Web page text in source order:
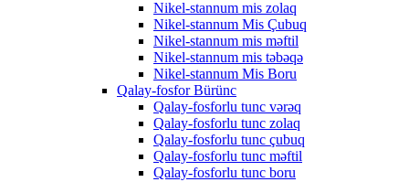
Nikel-stannum mis zolaq
Nikel-stannum Mis Çubuq
Nikel-stannum mis məftil
Nikel-stannum mis təbəqə
Nikel-stannum Mis Boru
Qalay-fosfor Bürünc
Qalay-fosforlu tunc vərəq
Qalay-fosforlu tunc zolaq
Qalay-fosforlu tunc çubuq
Qalay-fosforlu tunc məftil
Qalay-fosforlu tunc boru